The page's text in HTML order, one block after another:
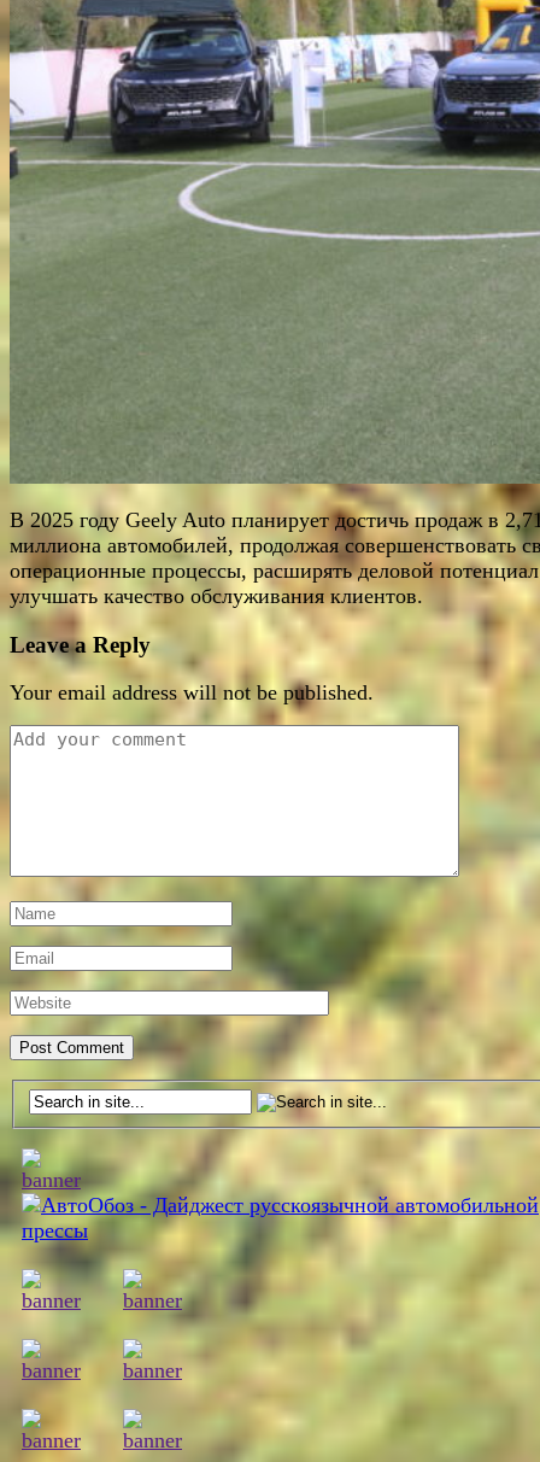
В 2025 году Geely Auto планирует достичь продаж в
миллиона автомобилей, продолжая совершенствовать
операционные процессы, расширять деловой
улучшать качество обслуживания клиентов.
Leave a Reply
Your email address will not be published.